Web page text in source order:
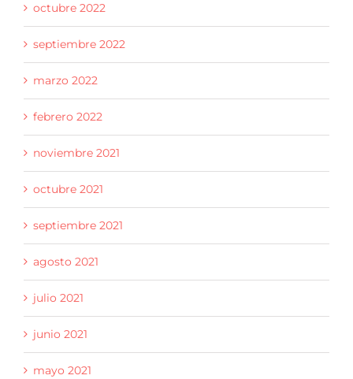
octubre 2022
septiembre 2022
marzo 2022
febrero 2022
noviembre 2021
octubre 2021
septiembre 2021
agosto 2021
julio 2021
junio 2021
mayo 2021